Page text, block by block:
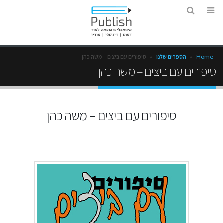
Home
» הספרים שלנו » סיפורים עם ביצים – משה כהן
סיפורים עם ביצים – משה כהן
סיפורים עם ביצים – משה כהן